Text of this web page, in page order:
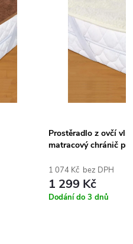
Prostěradlo z ovčí
matracový chránič
1 074 Kč bez DPH
1 299 Kč
Dodání do 3 dnů